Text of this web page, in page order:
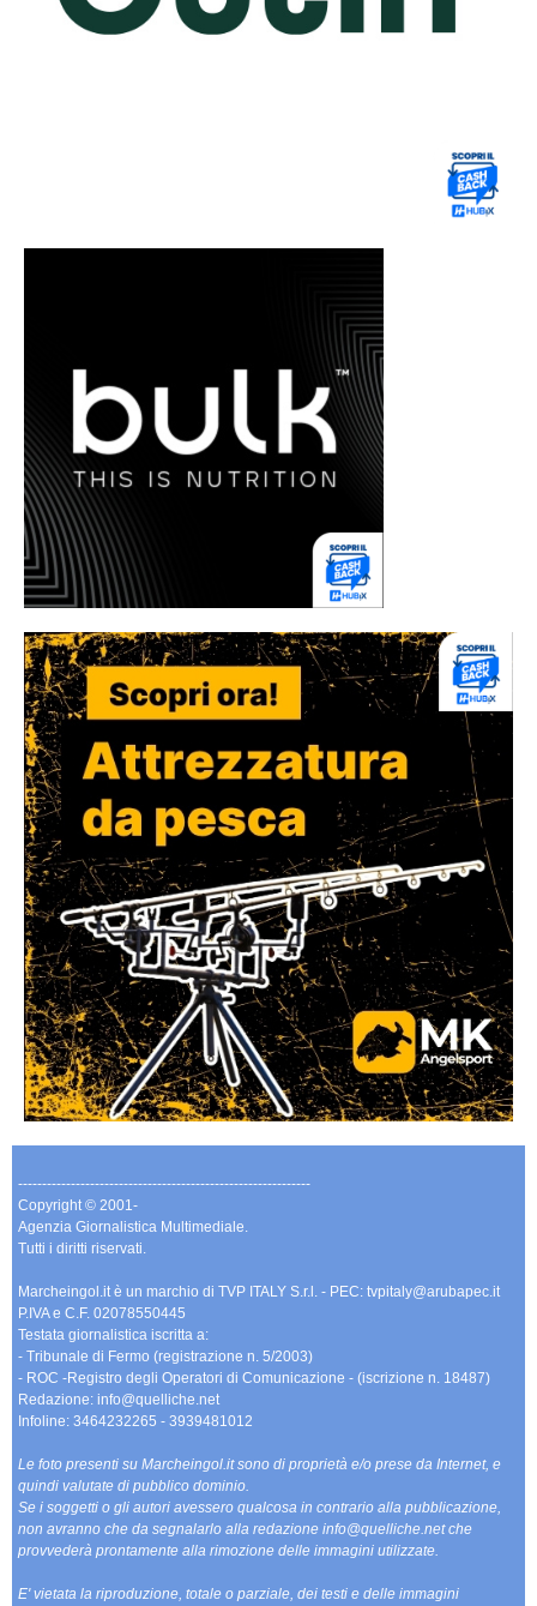
-------------------------------------------------------------
Copyright © 2001-
Agenzia Giornalistica Multimediale.
Tutti i diritti riservati.
Marcheingol.it è un marchio di TVP ITALY S.r.l. - PEC: tvpitaly@arubapec.it
P.IVA e C.F. 02078550445
Testata giornalistica iscritta a:
- Tribunale di Fermo (registrazione n. 5/2003)
- ROC -Registro degli Operatori di Comunicazione - (iscrizione n. 18487)
Redazione: info@quelliche.net
Infoline: 3464232265 - 3939481012
Le foto presenti su Marcheingol.it sono di proprietà e/o prese da Internet, e
quindi valutate di pubblico dominio.
Se i soggetti o gli autori avessero qualcosa in contrario alla pubblicazione,
non avranno che da segnalarlo alla redazione info@quelliche.net che
provvederà prontamente alla rimozione delle immagini utilizzate.
E' vietata la riproduzione, totale o parziale, dei testi e delle immagini